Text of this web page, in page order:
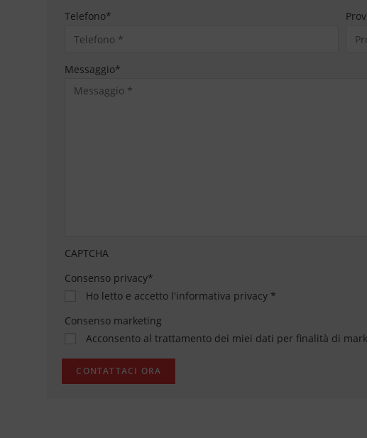
Telefono*
Messaggio*
CAPTCHA
Consenso privacy*
Ho letto e accetto l'informativa privacy *
Consenso marketing
Acconsento al trattamento dei miei dati per finalità di